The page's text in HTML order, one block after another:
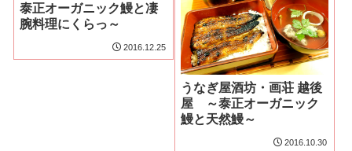
泰正オーガニック鰻と凄
腕料理にくらっ～
2016.12.25
うなぎ屋酒坊・画荘 越後
屋 ～泰正オーガニック
鰻と天然鰻～
2016.10.30